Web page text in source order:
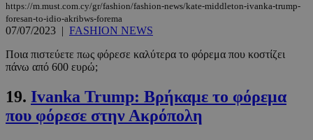
https://m.must.com.cy/gr/fashion/fashion-news/kate-middleton-ivanka-trump-
foresan-to-idio-akribws-forema
07/07/2023 | FASHION NEWS
Ποια πιστεύετε πως φόρεσε καλύτερα το φόρεμα που κοστίζει
πάνω από 600 ευρώ;
19. Ivanka Trump: Βρήκαμε το φόρεμα
που φόρεσε στην Ακρόπολη
__cf_bm
Cloudflare Inc.
29 λεπτά